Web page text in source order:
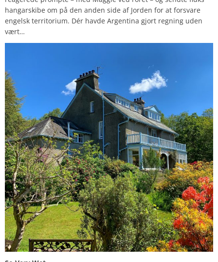
hangarskibe om på den anden side af Jorden for at forsvare
engelsk territorium. Dér havde Argentina gjort regning uden
vært…